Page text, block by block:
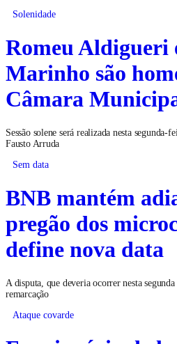
Solenidade
Romeu Aldigueri
Marinho são
Câmara
Sessão solene será realizada nesta segunda-
Fausto Arruda
Sem data
BNB mantém
pregão dos
define nova data
A disputa, que deveria ocorrer nesta
remarcação
Ataque covarde